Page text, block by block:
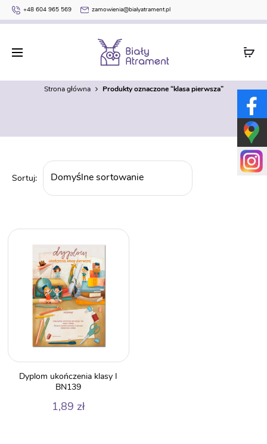
+48 604 965 569 zamowienia@bialyatrament.pl
klasa pierwsza
Strona główna Produkty oznaczone “klasa pierwsza”
Dyplom ukończenia klasy I
BN139
1,89 zł